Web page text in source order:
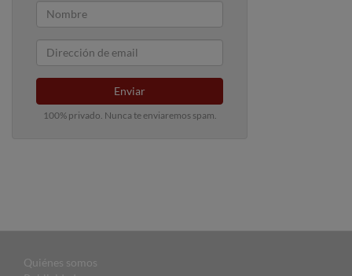
Enviar
100% privado. Nunca te enviaremos spam.
Quiénes somos